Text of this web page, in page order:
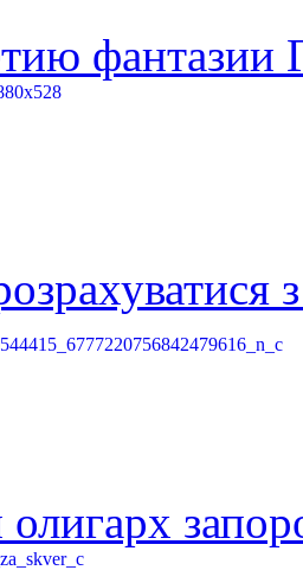
фантазии
олигарх